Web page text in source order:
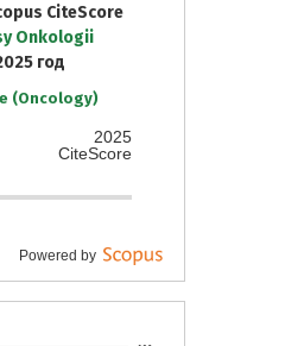
CiteScore
Onkologii
год
(Oncology)
2025
CiteScore
Powered by